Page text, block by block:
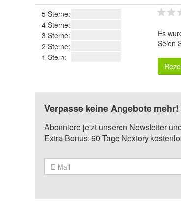
5 Sterne:
4 Sterne:
3 Sterne:
2 Sterne:
1 Stern:
Es
Seien
Verpasse keine Angebote mehr!
Abonniere jetzt unseren Newsletter
Extra-Bonus: 60 Tage Nextory